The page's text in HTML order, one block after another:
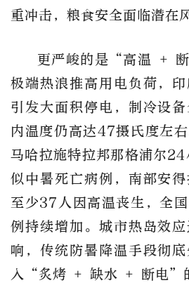
重冲击，粮食安全面临潜在
更严峻的是“高温 + 断
极端热浪推高用电负荷，
引发大面积停电，制冷设
内温度仍高达47摄氏度左右
马哈拉施特拉邦那格浦尔
似中暑死亡病例，南部安
至少37人因高温丧生，全
例持续增加。城市热岛效
响，传统防暑降温手段彻
入“炙烤 + 缺水 + 断电”的